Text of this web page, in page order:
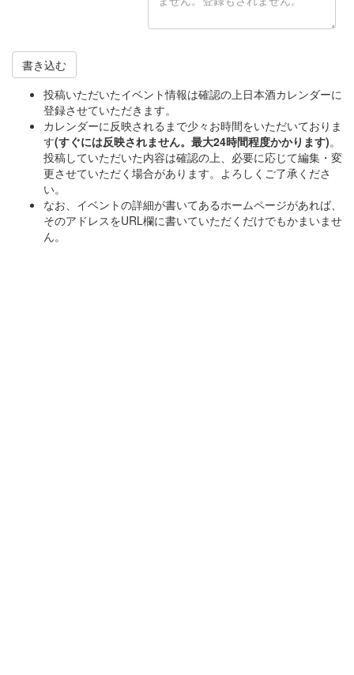
書き込む
投稿いただいたイベント情報は確認の上日本酒カレンダーに
登録させていただきます。
カレンダーに反映されるまで少々お時間をいただいておりま
す(すぐには反映されません。最大24時間程度かかります)。
投稿していただいた内容は確認の上、必要に応じて編集・変
更させていただく場合があります。よろしくご了承くださ
い。
なお、イベントの詳細が書いてあるホームページがあれば、
そのアドレスをURL欄に書いていただくだけでもかまいませ
ん。